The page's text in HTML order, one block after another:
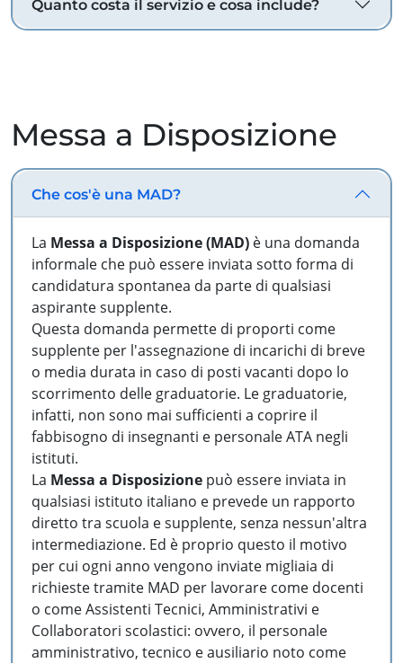
Quanto costa il servizio e cosa include?
Messa a Disposizione
Che cos'è una MAD?
La Messa a Disposizione (MAD) è una domanda
informale che può essere inviata sotto forma di
candidatura spontanea da parte di qualsiasi
aspirante supplente.
Questa domanda permette di proporti come
supplente per l'assegnazione di incarichi di breve
o media durata in caso di posti vacanti dopo lo
scorrimento delle graduatorie. Le graduatorie,
infatti, non sono mai sufficienti a coprire il
fabbisogno di insegnanti e personale ATA negli
istituti.
La Messa a Disposizione può essere inviata in
qualsiasi istituto italiano e prevede un rapporto
diretto tra scuola e supplente, senza nessun'altra
intermediazione. Ed è proprio questo il motivo
per cui ogni anno vengono inviate migliaia di
richieste tramite MAD per lavorare come docenti
o come Assistenti Tecnici, Amministrativi e
Collaboratori scolastici: ovvero, il personale
amministrativo, tecnico e ausiliario noto come